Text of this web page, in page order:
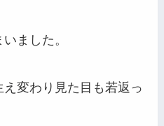
ました。
変わり見た目も若返っ